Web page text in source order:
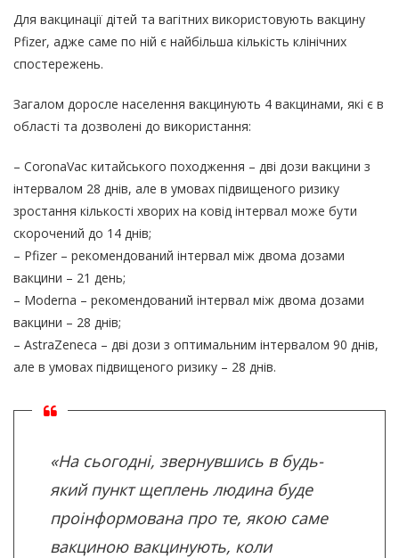
Для вакцинації дітей та вагітних використовують вакцину
Pfizer, адже саме по ній є найбільша кількість клінічних
спостережень.
Загалом доросле населення вакцинують 4 вакцинами, які є в
області та дозволені до використання:
– CoronaVaс китайського походження – дві дози вакцини з
інтервалом 28 днів, але в умовах підвищеного ризику
зростання кількості хворих на ковід інтервал може бути
скорочений до 14 днів;
– Pfizer – рекомендований інтервал між двома дозами
вакцини – 21 день;
– Moderna – рекомендований інтервал між двома дозами
вакцини – 28 днів;
– AstraZeneca – дві дози з оптимальним інтервалом 90 днів,
але в умовах підвищеного ризику – 28 днів.
«На сьогодні, звернувшись в будь-
який пункт щеплень людина буде
проінформована про те, якою саме
вакциною вакцинують, коли